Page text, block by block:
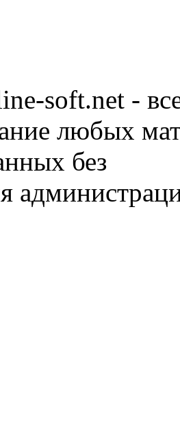
soft.net -
любых
без